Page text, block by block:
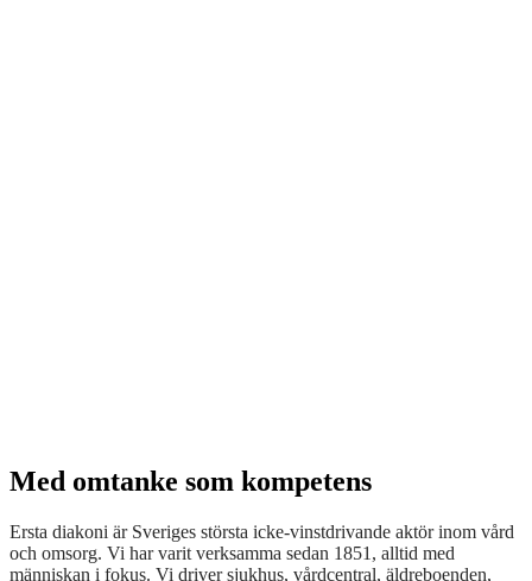
Med omtanke som kompetens
Ersta diakoni är Sveriges största icke-vinstdrivande aktör inom vård
och omsorg. Vi har varit verksamma sedan 1851, alltid med
människan i fokus. Vi driver sjukhus, vårdcentral, äldreboenden,